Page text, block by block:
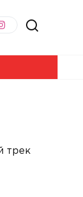
трек